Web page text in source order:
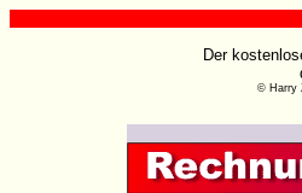
Der
© Harry